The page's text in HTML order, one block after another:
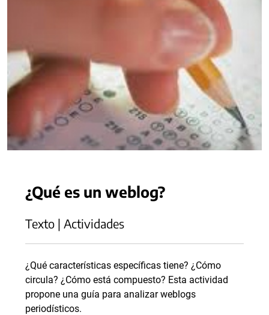
¿Qué es un weblog?
Texto | Actividades
¿Qué características específicas tiene? ¿Cómo
circula? ¿Cómo está compuesto? Esta actividad
propone una guía para analizar weblogs
periodísticos.